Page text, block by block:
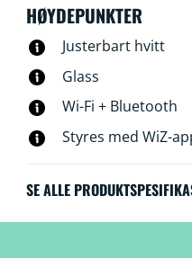
HØYDEPUNKTER
Justerbart hvitt
Glass
Wi-Fi + Bluetooth
Styres med WiZ-
SE ALLE